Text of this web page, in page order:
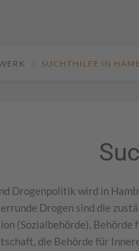
SUCHTHILFE IN
Drogenpolitik wird in
Drogen sind die
(Sozialbehörde), Behörde
die Behörde für